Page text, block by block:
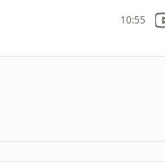
10:55